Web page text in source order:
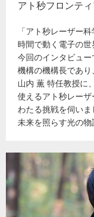
アト秒フロンテ
「アト秒レーザー
時間で動く電子の世
今回のインタビュ
機構の機構長であ
山内 薫 特任教授に
使えるアト秒レー
わたる挑戦を伺いま
未来を照らす光の物